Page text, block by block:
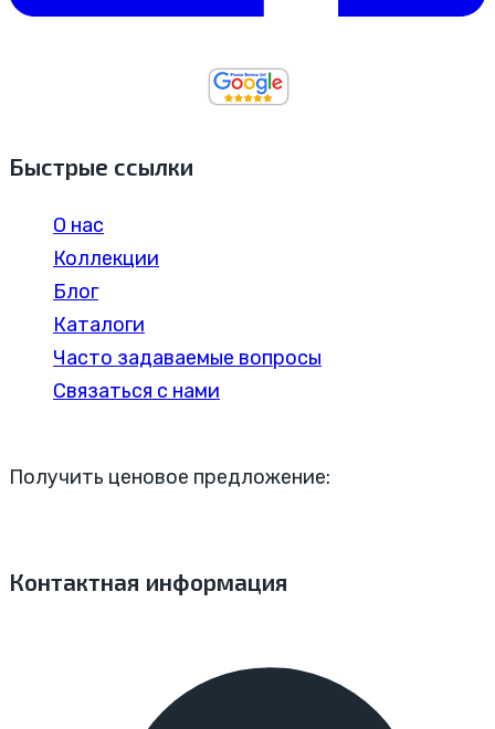
Быстрые ссылки
О нас
Коллекции
Блог
Каталоги
Часто задаваемые вопросы
Связаться с нами
Получить ценовое предложение:
Контактная информация